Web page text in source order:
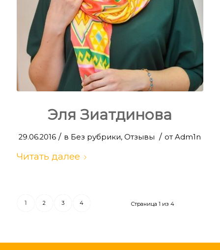
Эля Зиатдинова
29.06.2016 / в Без рубрики,Отзывы / отAdm1n
Читать далее
Страница 1 из 4
1 2 3 4